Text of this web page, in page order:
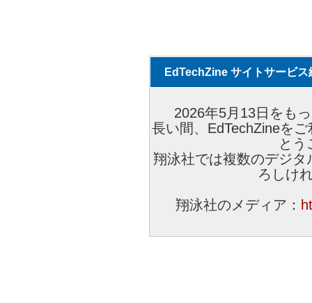
EdTechZine サイトサービス
2026年5月13日をも
長い間、EdTechZineを
とう
翔泳社では複数のデジ
ろしけ
翔泳社のメディア：